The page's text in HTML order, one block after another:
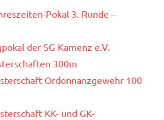
Pokal 3. Runde –
der SG Kamenz e.V.
300m
Ordonnanzgewehr 100
KK- und GK-